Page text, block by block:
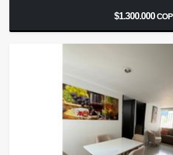
$1.300.000COP